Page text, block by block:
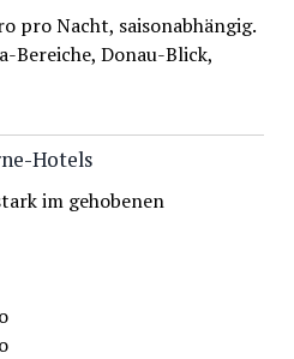
pro Nacht, saisonabhängig.
Bereiche, Donau-Blick,
Hotels
im gehobenen